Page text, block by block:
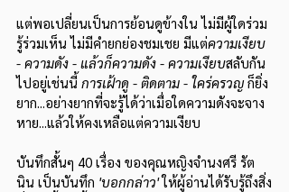
แต่พอเปลี่ยนเป็นการย้อนดูข้างใน ไม่มีผู้ใดร่วม
รู้ร่วมเห็น ไม่มีคำยกย่องชมเชย มีแต่ความเงียบ
- ความดัง - แล้วก็ความดัง - ความเงียบสลับกัน
ไปอยู่เช่นนี้ การเฝ้าดู - ติดตาม - ใคร่ครวญ ก็ยิ่ง
ยาก...อย่างยากที่จะรู้ได้ว่าเมื่อใดความดังจะจาง
หาย...แล้วให้คงเหลือแต่ความเงียบ
บันทึกสั้นๆ 40 เรื่อง ของคุณหญิงจำนงศรี รัต
นิน เป็นบันทึก 'บอกกล่าว' ให้ผู้อ่านได้รับรู้ถึงสิ่ง